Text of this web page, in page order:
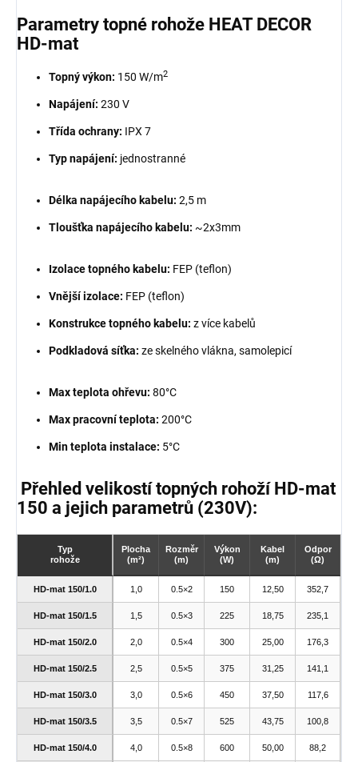
Parametry topné rohože HEAT DECOR
HD-mat
Topný výkon: 150 W/m2
Napájení: 230 V
Třída ochrany: IPX 7
Typ napájení: jednostranné
Délka napájecího kabelu: 2,5 m
Tloušťka napájecího kabelu: ~2x3mm
Izolace topného kabelu: FEP (teflon)
Vnější izolace: FEP (teflon)
Konstrukce topného kabelu: z více kabelů
Podkladová síťka: ze skelného vlákna, samolepicí
Max teplota ohřevu: 80°C
Max pracovní teplota: 200°C
Min teplota instalace: 5°C
Přehled velikostí topných rohoží HD-mat
150 a jejich parametrů (230V):
Typ
rohože
Plocha
(m²)
Rozměr
(m)
Výkon
(W)
Kabel
(m)
Odpor
(Ω)
HD-mat 150/1.0 1,0 0.5×2 150 12,50 352,7
HD-mat 150/1.5 1,5 0.5×3 225 18,75 235,1
HD-mat 150/2.0 2,0 0.5×4 300 25,00 176,3
HD-mat 150/2.5 2,5 0.5×5 375 31,25 141,1
HD-mat 150/3.0 3,0 0.5×6 450 37,50 117,6
HD-mat 150/3.5 3,5 0.5×7 525 43,75 100,8
HD-mat 150/4.0 4,0 0.5×8 600 50,00 88,2